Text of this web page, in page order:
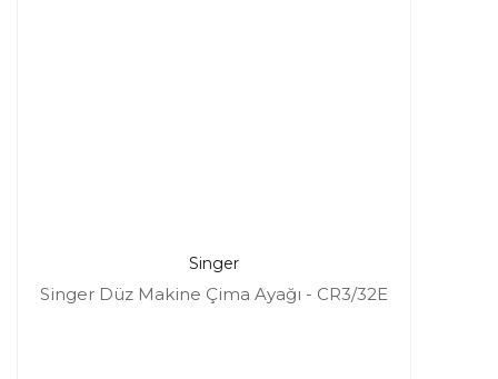
Singer
Singer Düz Makine Çima Ayağı - CR3/32E